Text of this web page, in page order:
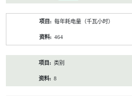
每年耗电量（千瓦小时）
464
类别
8